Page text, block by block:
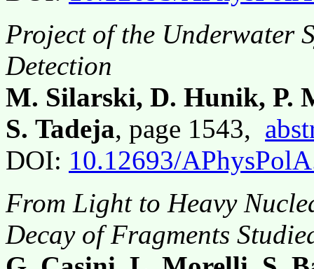
Project of the Underwater
Detection
M. Silarski, D. Hunik, P.
S. Tadeja, page 1543,
DOI: 10.12693/
From Light to Heavy
Decay of Fragments